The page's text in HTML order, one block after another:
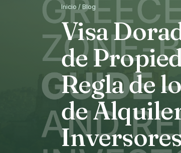
Inicio / Blog
Visa
de
Regla de
de